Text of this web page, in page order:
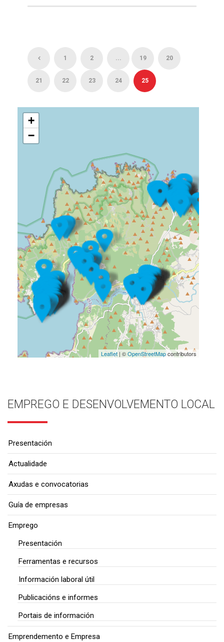
1 2 ... 19 20
21 22 23 24 25
+
−
Leaflet| ©OpenStreetMapcontributors
EMPREGO E DESENVOLVEMENTO LOCAL
Presentación
Actualidade
Axudas e convocatorias
Guía de empresas
Emprego
Presentación
Ferramentas e recursos
Información laboral útil
Publicacións e informes
Portais de información
Emprendemento e Empresa